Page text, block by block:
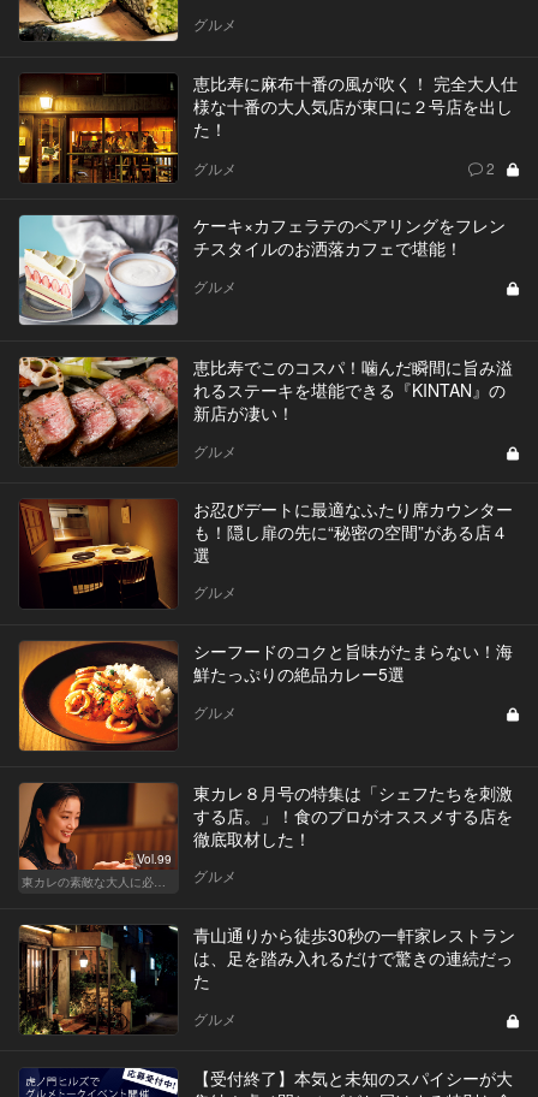
グルメ
恵比寿に麻布十番の風が吹く！ 完全大人仕
様な十番の大人気店が東口に２号店を出し
た！
グルメ 2
ケーキ×カフェラテのペアリングをフレン
チスタイルのお洒落カフェで堪能！
グルメ
恵比寿でこのコスパ！噛んだ瞬間に旨み溢
れるステーキを堪能できる『KINTAN』の
新店が凄い！
グルメ
お忍びデートに最適なふたり席カウンター
も！隠し扉の先に“秘密の空間”がある店４
選
グルメ
シーフードのコクと旨味がたまらない！海
鮮たっぷりの絶品カレー5選
グルメ
Vol.99
東カレの素敵な大人に必要なこと
東カレ８月号の特集は「シェフたちを刺激
する店。」！食のプロがオススメする店を
徹底取材した！
グルメ
青山通りから徒歩30秒の一軒家レストラン
は、足を踏み入れるだけで驚きの連続だっ
た
グルメ
【受付終了】本気と未知のスパイシーが大